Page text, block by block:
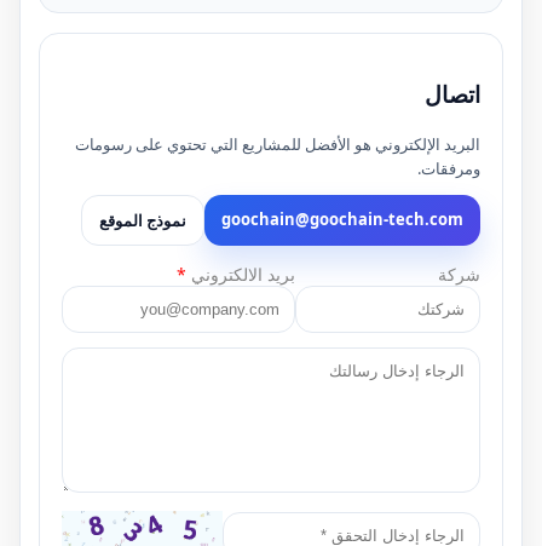
اتصال
البريد الإلكتروني هو الأفضل للمشاريع التي تحتوي على رسومات
ومرفقات.
goochain@goochain-tech.com نموذج الموقع
شركة بريد الالكتروني *